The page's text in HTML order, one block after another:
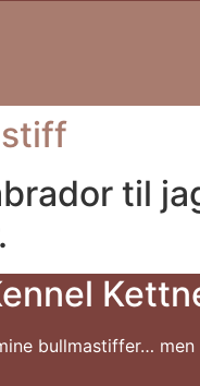
til
bullmastiffer…